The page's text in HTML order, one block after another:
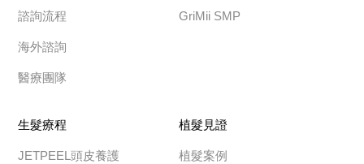
諮詢流程
海外諮詢
醫療團隊
GriMii SMP
生髮療程
JETPEEL頭皮養護
植髮見證
植髮案例